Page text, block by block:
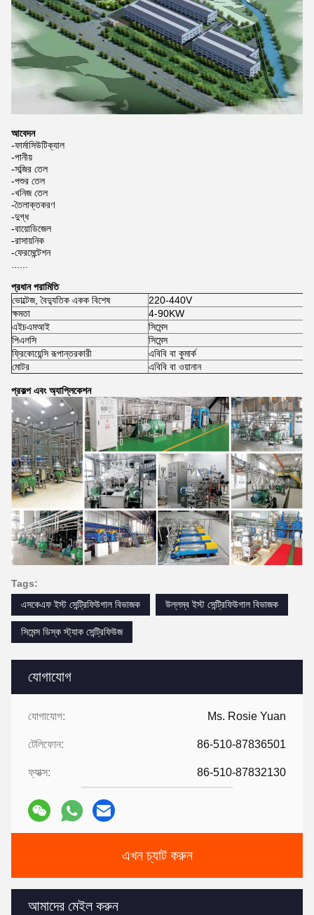
যোগাযোগ
যোগাযোগ: Ms. Rosie Yuan
টেলিফোন: 86-510-87836501
ফ্যাক্স: 86-510-87832130
এখন চ্যাট করুন
আমাদের মেইল ​​করুন
আবেদন
-ফার্মাসিউটিক্যাল
-পানীয়
-সব্জির তেল
-পশুর তেল
-খনিজ তেল
-তৈলাক্তকরণ
-দুগ্ধ
-বায়োডিজেল
-রাসায়নিক
-ফেরমেন্টেশন
......
প্রধান পরামিতি
ভোল্টেজ, বৈদ্যুতিক একক বিশেষ
220-440V
ক্ষমতা
4-90KW
এইচএমআই
সিমেন্স
পিএলসি
সিমেন্স
ফ্রিকোয়েন্সি রূপান্তরকারী
এবিবি বা কুমার্ক
মোটর
এবিবি বা ওয়ানান
প্রকল্প এবং অ্যাপ্লিকেশন
Tags:
এসকেএফ ইস্ট সেন্ট্রিফিউগাল বিভাজক
উল্লম্ব ইস্ট সেন্ট্রিফিউগাল বিভাজক
সিমেন্স ডিস্ক স্ট্যাক সেন্ট্রিফিউজ